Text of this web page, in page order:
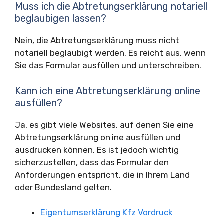
Muss ich die Abtretungserklärung notariell
beglaubigen lassen?
Nein, die Abtretungserklärung muss nicht
notariell beglaubigt werden. Es reicht aus, wenn
Sie das Formular ausfüllen und unterschreiben.
Kann ich eine Abtretungserklärung online
ausfüllen?
Ja, es gibt viele Websites, auf denen Sie eine
Abtretungserklärung online ausfüllen und
ausdrucken können. Es ist jedoch wichtig
sicherzustellen, dass das Formular den
Anforderungen entspricht, die in Ihrem Land
oder Bundesland gelten.
Eigentumserklärung Kfz Vordruck